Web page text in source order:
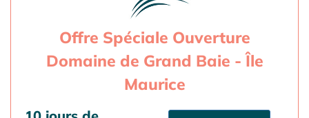
Offre Spéciale Ouverture
Domaine de Grand Baie - Île
Maurice